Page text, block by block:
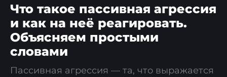
Что такое пассивная агрессия
и как на неё реагировать.
Объясняем простыми
словами
Пассивная агрессия — та, что выражается